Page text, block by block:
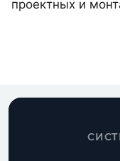
проектных и